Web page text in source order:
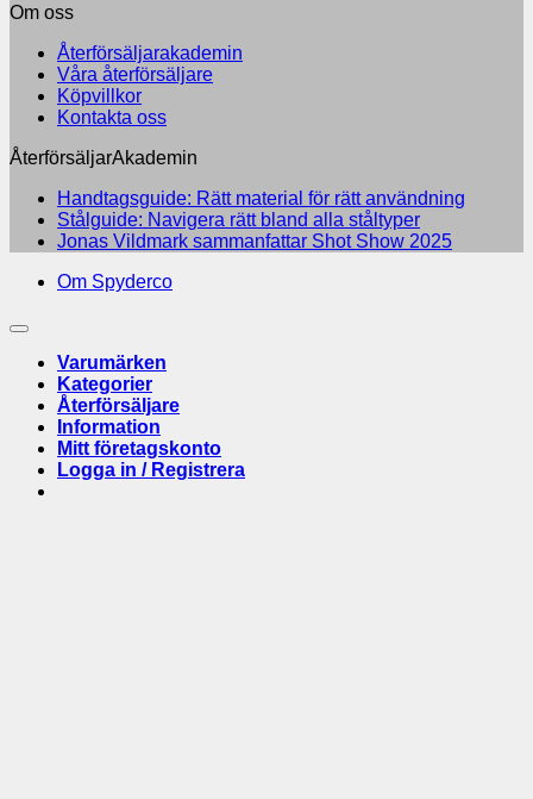
Om oss
Återförsäljarakademin
Våra återförsäljare
Köpvillkor
Kontakta oss
ÅterförsäljarAkademin
Handtagsguide: Rätt material för rätt användning
Stålguide: Navigera rätt bland alla ståltyperInga
kommentarer
Jonas Vildmark sammanfattar Shot Show 2025Inga
Om Spyderco
Varumärken
Kategorier
Återförsäljare
Information
Mitt företagskonto
Logga in / Registrera